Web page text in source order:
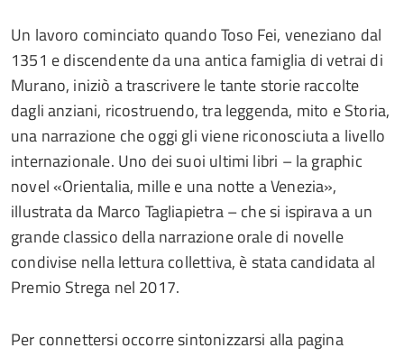
Un lavoro cominciato quando Toso Fei, veneziano dal
1351 e discendente da una antica famiglia di vetrai di
Murano, iniziò a trascrivere le tante storie raccolte
dagli anziani, ricostruendo, tra leggenda, mito e Storia,
una narrazione che oggi gli viene riconosciuta a livello
internazionale. Uno dei suoi ultimi libri – la graphic
novel «Orientalia, mille e una notte a Venezia»,
illustrata da Marco Tagliapietra – che si ispirava a un
grande classico della narrazione orale di novelle
condivise nella lettura collettiva, è stata candidata al
Premio Strega nel 2017.
Per connettersi occorre sintonizzarsi alla pagina